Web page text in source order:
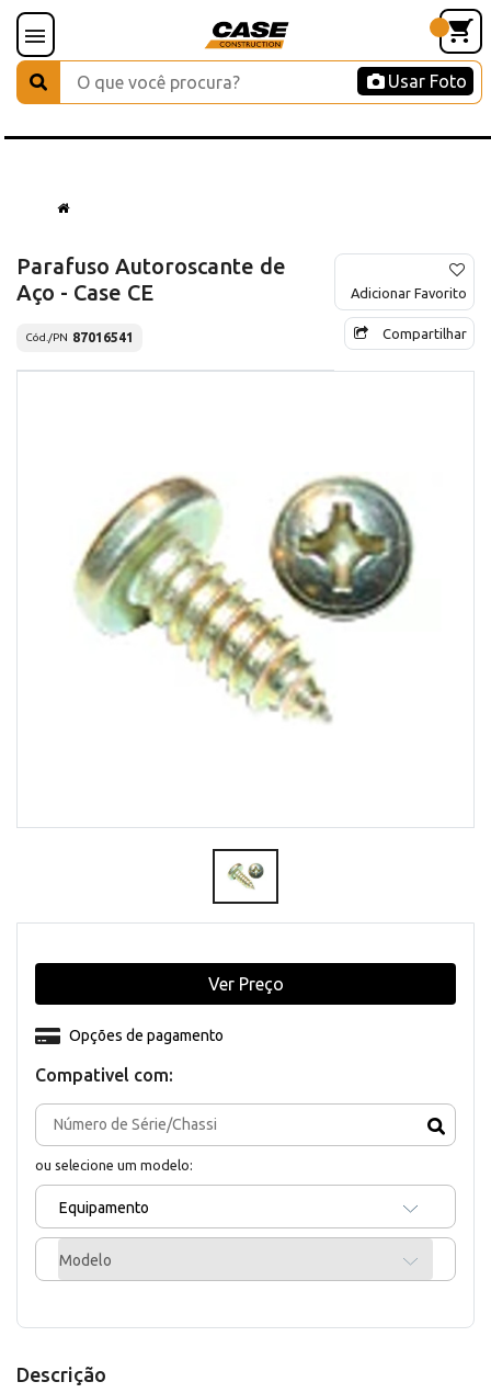
Usar Foto
Parafuso Autoroscante de
Aço - Case CE
Cód./PN 87016541
Adicionar Favorito
Compartilhar
Compativel com:
ou selecione um modelo:
Equipamento
Modelo
Opções de pagamento
Ver Preço
Descrição